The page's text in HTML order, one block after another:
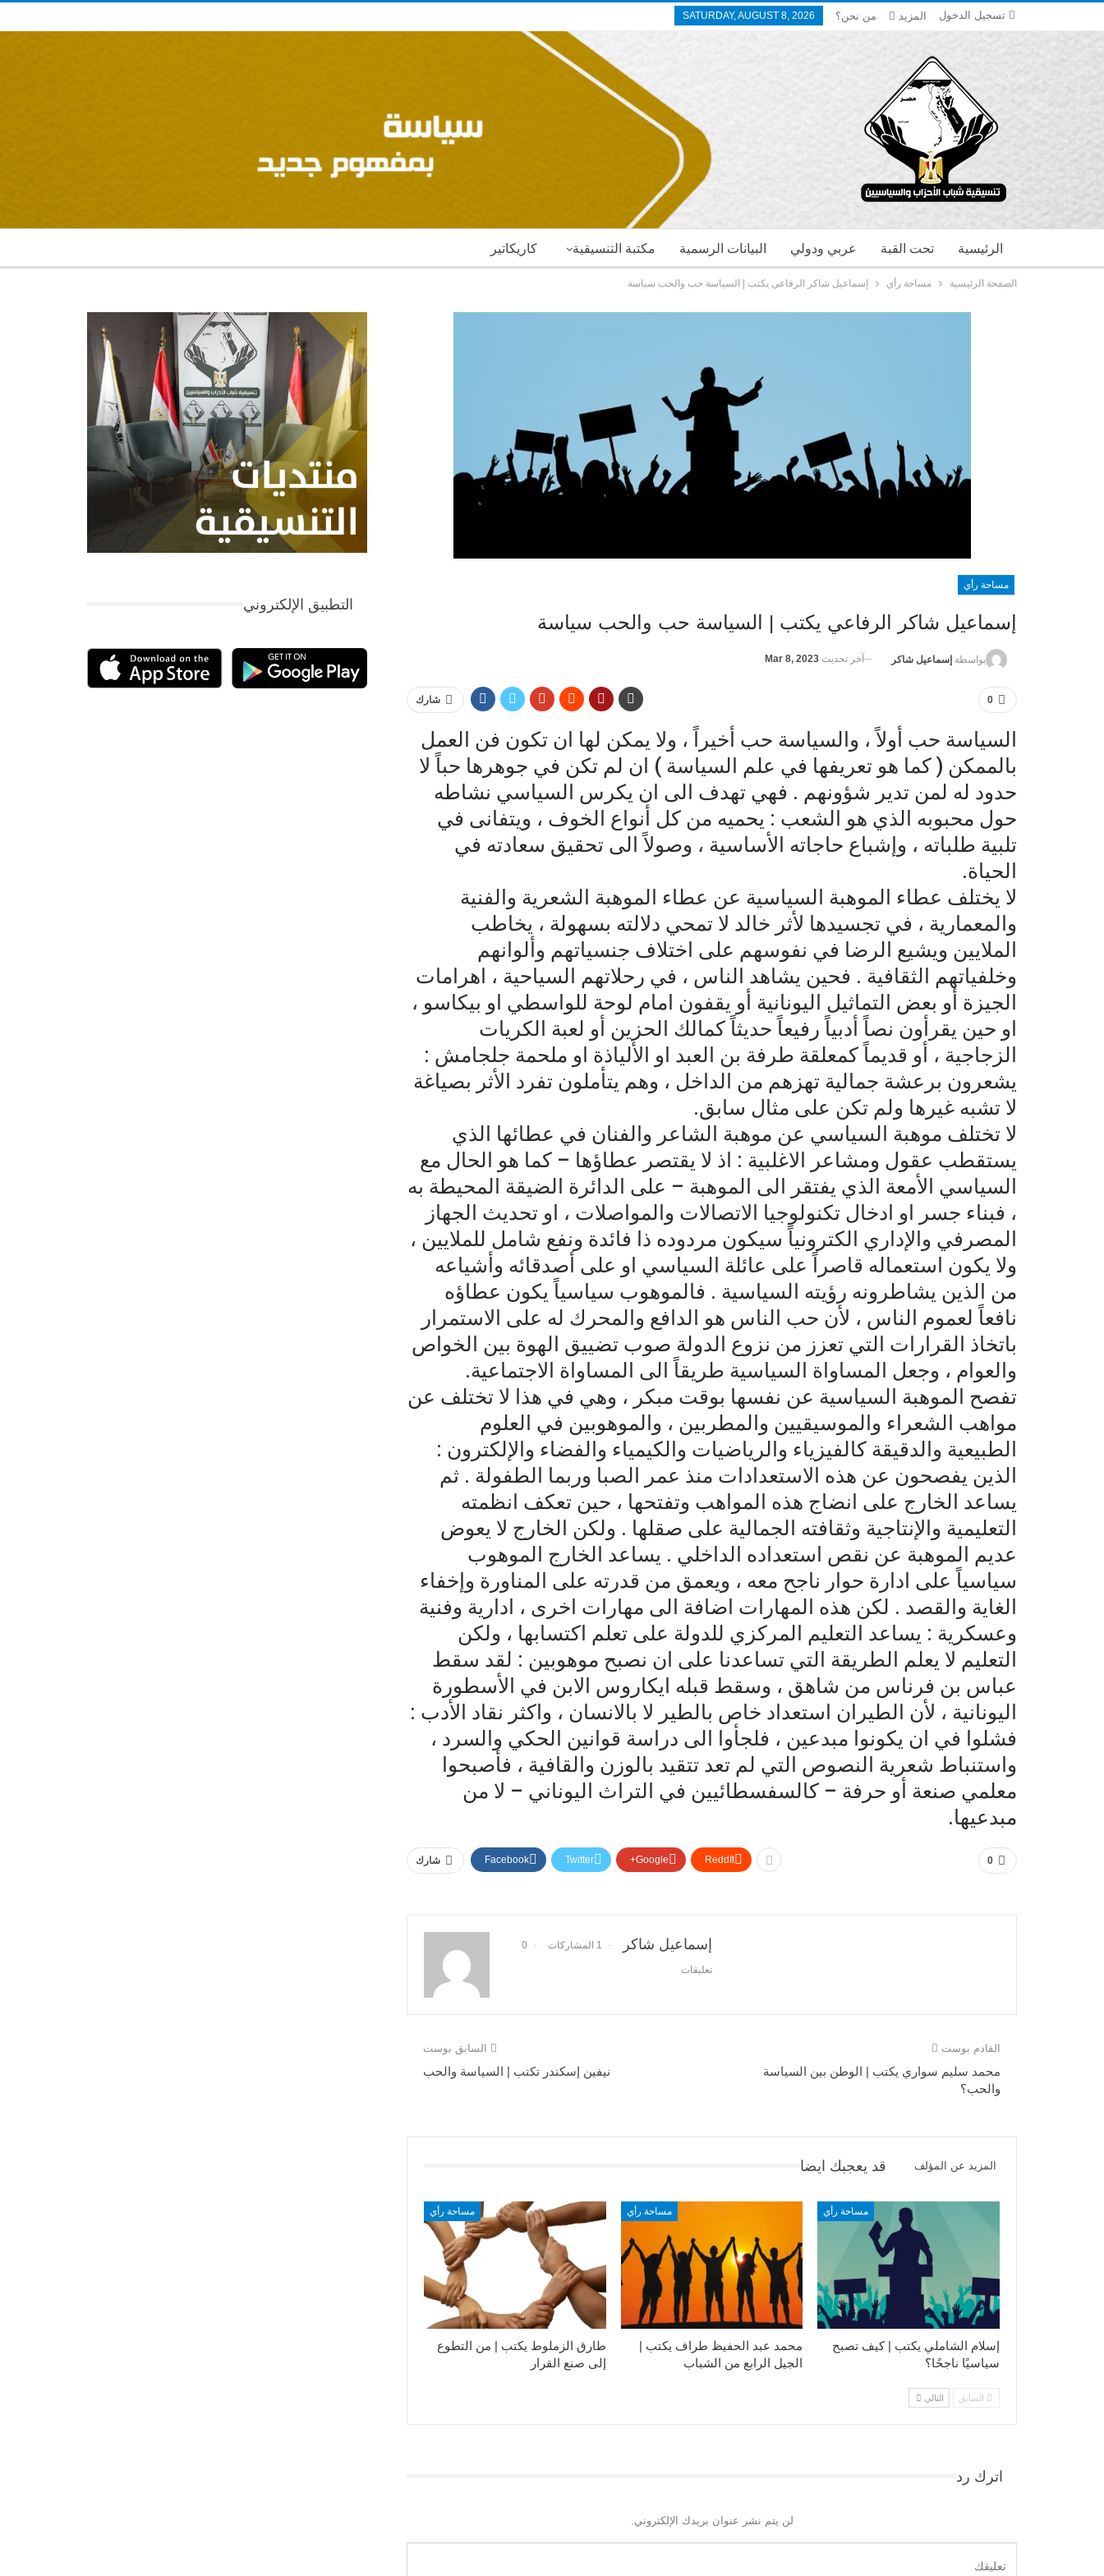
تسجيل الدخول SATURDAY, AUGUST 8, 2026 من نحن؟ المزيد
كاريكاتير مكتبة التنسيقية البيانات الرسمية عربي ودولي تحت القبة الرئيسية
الصفحة الرئيسية مساحة رأي إسماعيل شاكر الرفاعي يكتب | السياسة حب والحب سياسة
مساحة رأي
إسماعيل شاكر الرفاعي يكتب | السياسة حب والحب سياسة
بواسطة إسماعيل شاكر آخر تحديث Mar 8, 2023
0 شارك
السياسة حب أولاً ، والسياسة حب أخيراً ، ولا يمكن لها ان تكون فن العمل
بالممكن ( كما هو تعريفها في علم السياسة ) ان لم تكن في جوهرها حباً لا
حدود له لمن تدير شؤونهم . فهي تهدف الى ان يكرس السياسي نشاطه
حول محبوبه الذي هو الشعب : يحميه من كل أنواع الخوف ، ويتفانى في
تلبية طلباته ، وإشباع حاجاته الأساسية ، وصولاً الى تحقيق سعادته في
الحياة.
لا يختلف عطاء الموهبة السياسية عن عطاء الموهبة الشعرية والفنية
والمعمارية ، في تجسيدها لأثر خالد لا تمحي دلالته بسهولة ، يخاطب
الملايين ويشيع الرضا في نفوسهم على اختلاف جنسياتهم وألوانهم
وخلفياتهم الثقافية . فحين يشاهد الناس ، في رحلاتهم السياحية ، اهرامات
الجيزة أو بعض التماثيل اليونانية أو يقفون امام لوحة للواسطي او بيكاسو ،
او حين يقرأون نصاً أدبياً رفيعاً حديثاً كمالك الحزين أو لعبة الكريات
الزجاجية ، أو قديماً كمعلقة طرفة بن العبد او الألياذة او ملحمة جلجامش :
يشعرون برعشة جمالية تهزهم من الداخل ، وهم يتأملون تفرد الأثر بصياغة
لا تشبه غيرها ولم تكن على مثال سابق.
لا تختلف موهبة السياسي عن موهبة الشاعر والفنان في عطائها الذي
يستقطب عقول ومشاعر الاغلبية : اذ لا يقتصر عطاؤها – كما هو الحال مع
السياسي الأمعة الذي يفتقر الى الموهبة – على الدائرة الضيقة المحيطة به
، فبناء جسر او ادخال تكنولوجيا الاتصالات والمواصلات ، او تحديث الجهاز
المصرفي والإداري الكترونياً سيكون مردوده ذا فائدة ونفع شامل للملايين ،
ولا يكون استعماله قاصراً على عائلة السياسي او على أصدقائه وأشياعه
من الذين يشاطرونه رؤيته السياسية . فالموهوب سياسياً يكون عطاؤه
نافعاً لعموم الناس ، لأن حب الناس هو الدافع والمحرك له على الاستمرار
باتخاذ القرارات التي تعزز من نزوع الدولة صوب تضييق الهوة بين الخواص
والعوام ، وجعل المساواة السياسية طريقاً الى المساواة الاجتماعية.
تفصح الموهبة السياسية عن نفسها بوقت مبكر ، وهي في هذا لا تختلف عن
مواهب الشعراء والموسيقيين والمطربين ، والموهوبين في العلوم
الطبيعية والدقيقة كالفيزياء والرياضيات والكيمياء والفضاء والإلكترون :
الذين يفصحون عن هذه الاستعدادات منذ عمر الصبا وربما الطفولة . ثم
يساعد الخارج على انضاج هذه المواهب وتفتحها ، حين تعكف انظمته
التعليمية والإنتاجية وثقافته الجمالية على صقلها . ولكن الخارج لا يعوض
عديم الموهبة عن نقص استعداده الداخلي . يساعد الخارج الموهوب
سياسياً على ادارة حوار ناجح معه ، ويعمق من قدرته على المناورة وإخفاء
الغاية والقصد . لكن هذه المهارات اضافة الى مهارات اخرى ، ادارية وفنية
وعسكرية : يساعد التعليم المركزي للدولة على تعلم اكتسابها ، ولكن
التعليم لا يعلم الطريقة التي تساعدنا على ان نصبح موهوبين : لقد سقط
عباس بن فرناس من شاهق ، وسقط قبله ايكاروس الابن في الأسطورة
اليونانية ، لأن الطيران استعداد خاص بالطير لا بالانسان ، واكثر نقاد الأدب :
فشلوا في ان يكونوا مبدعين ، فلجأوا الى دراسة قوانين الحكي والسرد ،
واستنباط شعرية النصوص التي لم تعد تتقيد بالوزن والقافية ، فأصبحوا
معلمي صنعة أو حرفة – كالسفسطائيين في التراث اليوناني – لا من
مبدعيها.
0 شارك Facebook Twitter Google+ ReddIt
إسماعيل شاكر 1 المشاركات 0
تعليقات
السابق بوست
نيفين إسكندر تكتب | السياسة والحب
القادم بوست
محمد سليم سواري يكتب | الوطن بين السياسة
والحب؟
قد يعجبك ايضا المزيد عن المؤلف
مساحة رأي
طارق الزملوط يكتب | من التطوع
إلى صنع القرار
مساحة رأي
محمد عبد الحفيظ طراف يكتب |
الجيل الرابع من الشباب
مساحة رأي
إسلام الشاملي يكتب | كيف تصبح
سياسيًا ناجحًا؟
السابق التالي
اترك رد
لن يتم نشر عنوان بريدك الإلكتروني.
التطبيق الإلكتروني